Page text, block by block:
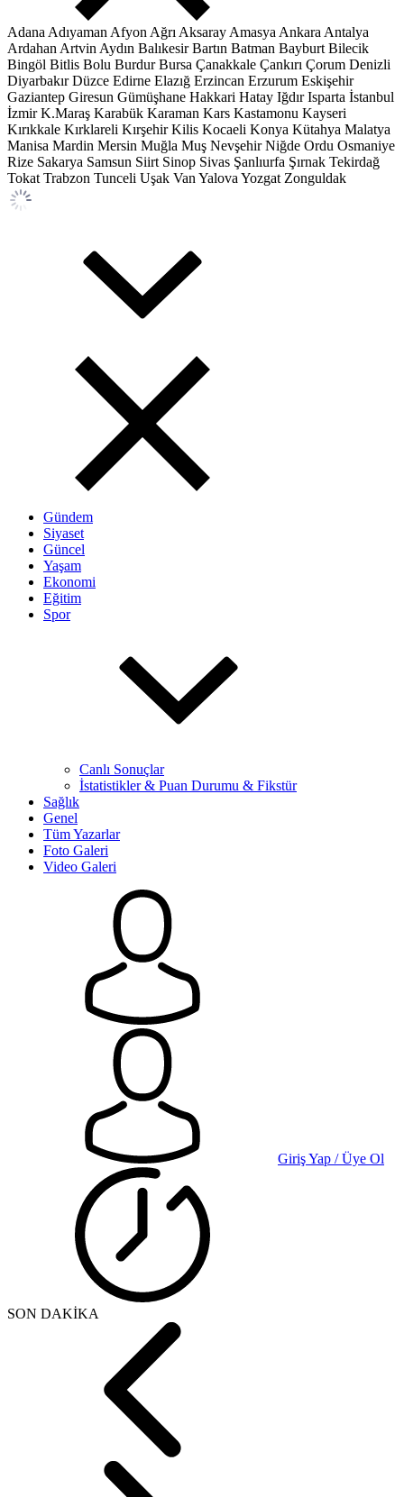
Adana Adıyaman Afyon Ağrı Aksaray Amasya Ankara Antalya
Ardahan Artvin Aydın Balıkesir Bartın Batman Bayburt Bilecik
Bingöl Bitlis Bolu Burdur Bursa Çanakkale Çankırı Çorum Denizli
Diyarbakır Düzce Edirne Elazığ Erzincan Erzurum Eskişehir
Gaziantep Giresun Gümüşhane Hakkari Hatay Iğdır Isparta İstanbul
İzmir K.Maraş Karabük Karaman Kars Kastamonu Kayseri
Kırıkkale Kırklareli Kırşehir Kilis Kocaeli Konya Kütahya Malatya
Manisa Mardin Mersin Muğla Muş Nevşehir Niğde Ordu Osmaniye
Rize Sakarya Samsun Siirt Sinop Sivas Şanlıurfa Şırnak Tekirdağ
Tokat Trabzon Tunceli Uşak Van Yalova Yozgat Zonguldak
Gündem
Siyaset
Güncel
Yaşam
Ekonomi
Eğitim
Spor
Canlı Sonuçlar
İstatistikler & Puan Durumu & Fikstür
Sağlık
Genel
Tüm Yazarlar
Foto Galeri
Video Galeri
Giriş Yap / Üye Ol
SON DAKİKA